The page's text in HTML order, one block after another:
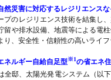
然災害に対応するレジリエンス
プのレジリエンス技術を結集し
留や排水設備、地震等による電
り、安全性・信頼性の高いライ
ネルギー自給自足型※1の省エネ
全邸、太陽光発電システム（以